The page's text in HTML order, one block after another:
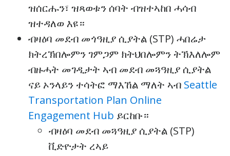
ዝሰርሑን፣ ዝጻወቱን ሰባት ብዝተኣከበ ሓሳብ
ዝተዳለወ እዩ።
ብዛዕባ መደብ መጎዓዚያ ሲያትል (STP) ሓበሬታ
ክትረኽበሎምን ገምጋም ክትህበሎምን ትኽእለሎም
ብዙሓት መገዲታት ኣብ መደብ መጓዓዚያ ሲያትል
ናይ ኦንላይን ተሳትፎ ማእኸል ማለት ኣብ Seattle
Transportation Plan Online
Engagement Hub ይርከቡ።
ብዛዕባ መደብ መጓዓዚያ ሲያትል (STP)
ቪድዮታት ረኣይ